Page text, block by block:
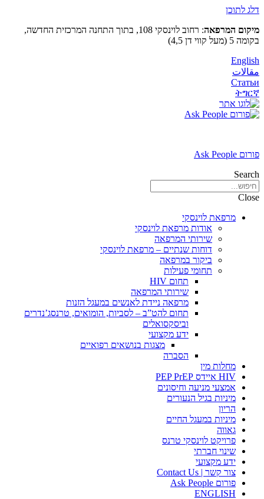
דלג לתוכן
מיקום המרפאה
: רחוב לוינסקי 108, בתוך התחנה המרכזית החדשה,
בקומה 5 (מעל קווי דן 4,5)
English
مقالات
Статьи
ትግርኛ
פורום Ask People
Search
Close
מרפאת לוינסקי
אודות מרפאת לוינסקי
שירותי המרפאה
דוחות שנתיים – מרפאת לוינסקי
ביקור במרפאה
תחומי פעילות
תחום HIV
שירותי המרפאה
מרפאה ניידת לאנשים במעגל הזנות
תחום להט”ב – לסביות, הומואים, טרנסג’נדרים
וביסקסואלים
ידע מקצועי
מצגות בנושאים רפואיים
הסברה
מחלות מין
HIV איידס PEP PrEP
אמצעי מניעה וחיסונים
מיניות בגיל הנעורים
הריון
מיניות במעגל החיים
גאווה
פרויקט לוינסקי טרנס
שינוי חברתי
ידע מקצועי
צור קשר | Contact Us
פורום Ask People
ENGLISH